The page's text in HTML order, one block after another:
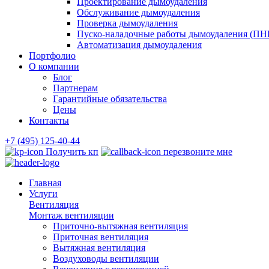
Обслуживание дымоудаления
Проверка дымоудаления
Пуско-наладочные работы дымоудаления
Автоматизация дымоудаления
Портфолио
О компании
Блог
Партнерам
Гарантийные обязательства
Цены
Контакты
+7 (495) 125-40-44
Получить кп
перезвоните мне
Главная
Услуги
Вентиляция
Монтаж вентиляции
Приточно-вытяжная вентиляция
Приточная вентиляция
Вытяжная вентиляция
Воздуховоды вентиляции